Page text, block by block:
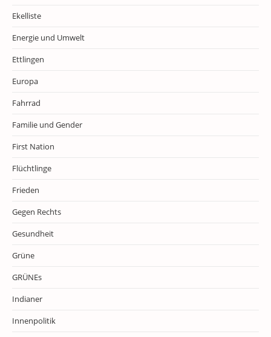
Ekelliste
Energie und Umwelt
Ettlingen
Europa
Fahrrad
Familie und Gender
First Nation
Flüchtlinge
Frieden
Gegen Rechts
Gesundheit
Grüne
GRÜNEs
Indianer
Innenpolitik